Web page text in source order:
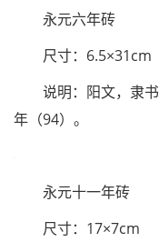
元和三年砖
尺寸：7.5×32cm
说明：阳文，反文
（86）。
永元六年砖
尺寸：6.5×31cm